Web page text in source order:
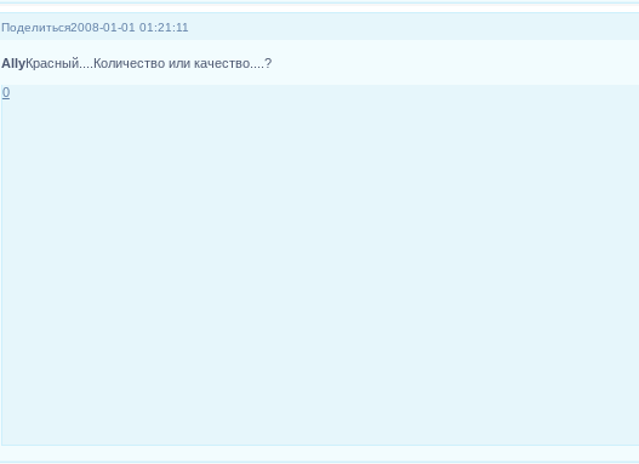
Поделиться2008-01-01 01:21:11
AllyКрасный....Количество или качество....?
0